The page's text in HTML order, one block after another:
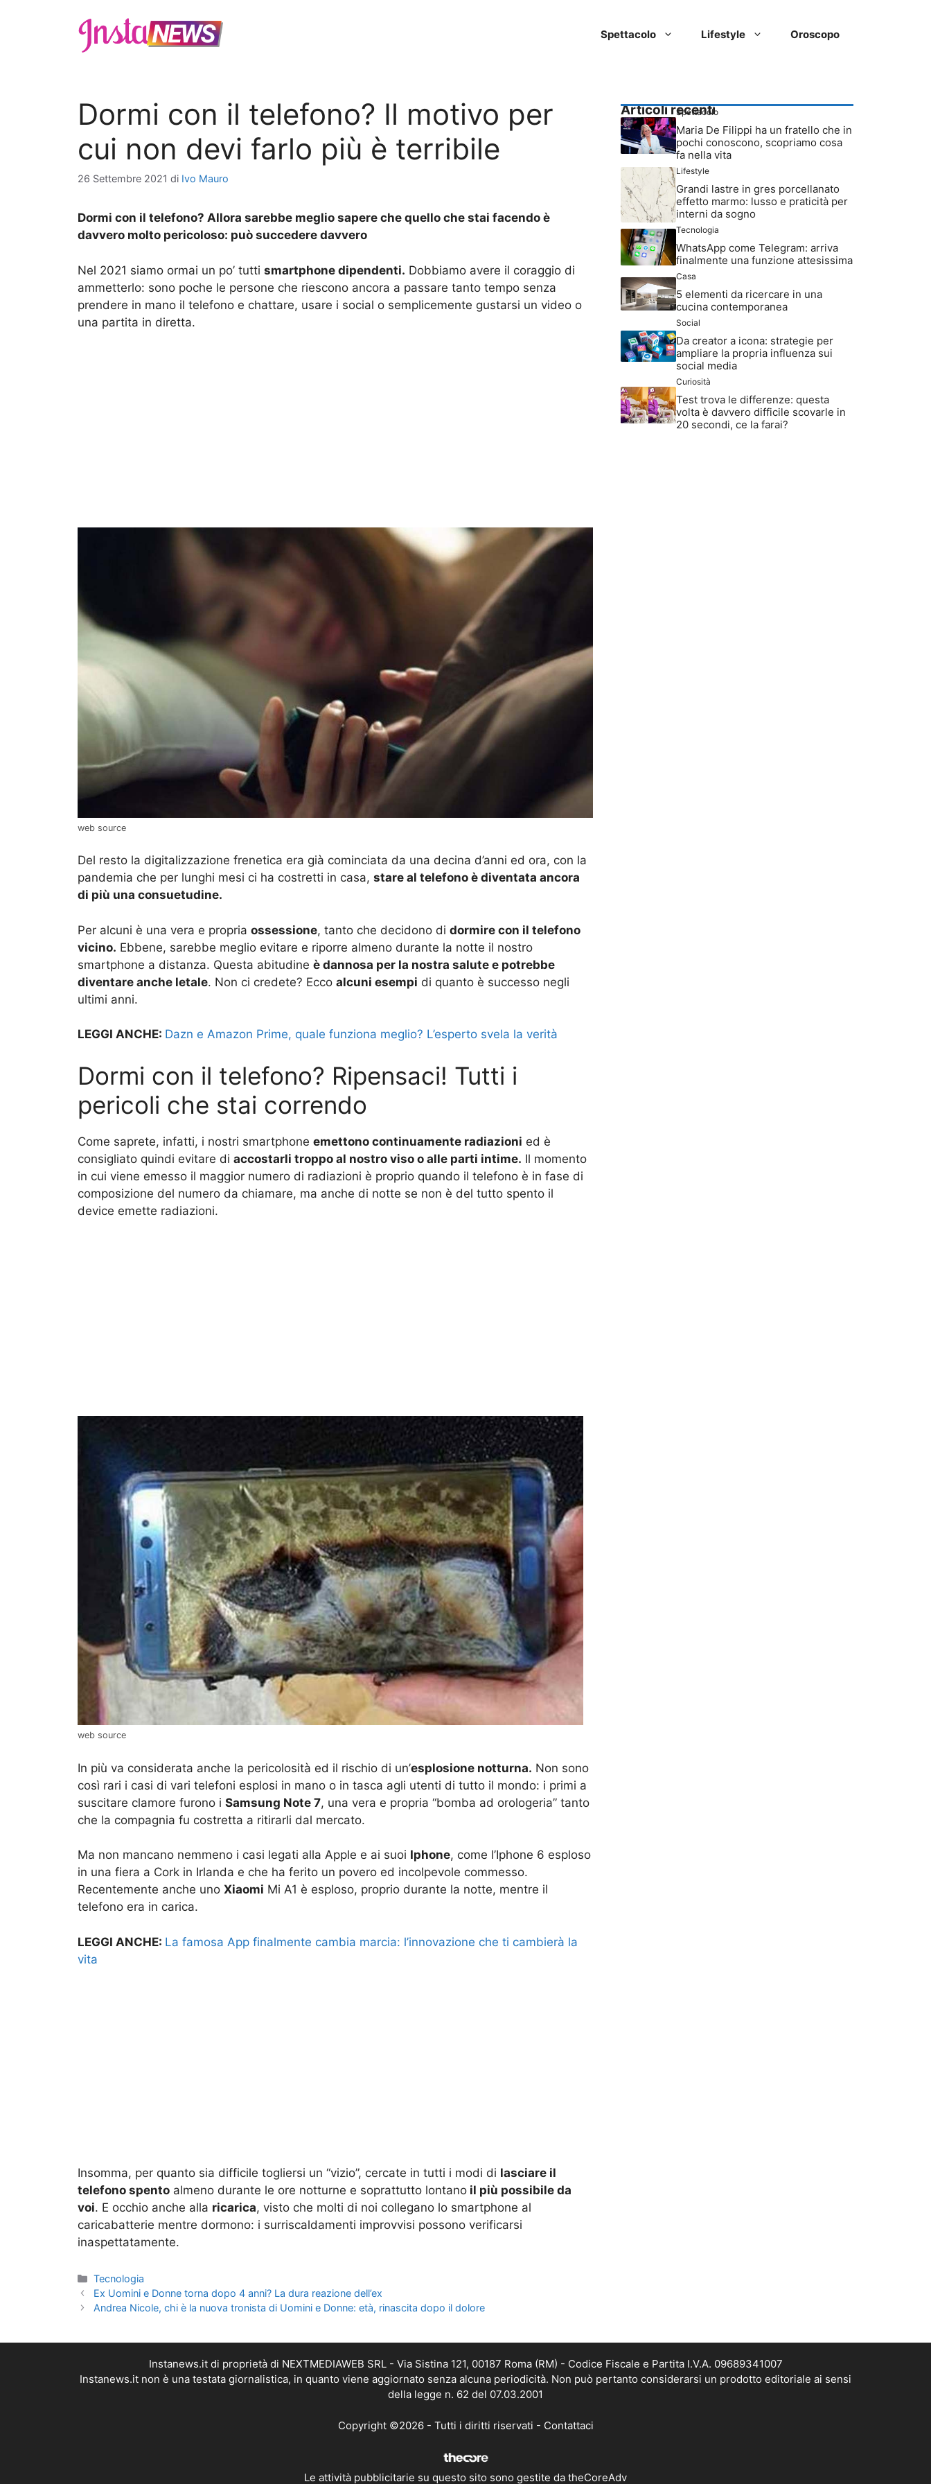
Spettacolo Lifestyle Oroscopo
Dormi con il telefono? Il motivo per
cui non devi farlo più è terribile
26 Settembre 2021 di Ivo Mauro
Dormi con il telefono? Allora sarebbe meglio sapere che quello che stai facendo è
davvero molto pericoloso: può succedere davvero
Nel 2021 siamo ormai un po’ tutti smartphone dipendenti. Dobbiamo avere il coraggio di
ammetterlo: sono poche le persone che riescono ancora a passare tanto tempo senza
prendere in mano il telefono e chattare, usare i social o semplicemente gustarsi un video o
una partita in diretta.
web source
Del resto la digitalizzazione frenetica era già cominciata da una decina d’anni ed ora, con la
pandemia che per lunghi mesi ci ha costretti in casa, stare al telefono è diventata ancora
di più una consuetudine.
Per alcuni è una vera e propria ossessione, tanto che decidono di dormire con il telefono
vicino. Ebbene, sarebbe meglio evitare e riporre almeno durante la notte il nostro
smartphone a distanza. Questa abitudine è dannosa per la nostra salute e potrebbe
diventare anche letale. Non ci credete? Ecco alcuni esempi di quanto è successo negli
ultimi anni.
LEGGI ANCHE: Dazn e Amazon Prime, quale funziona meglio? L’esperto svela la verità
Dormi con il telefono? Ripensaci! Tutti i
pericoli che stai correndo
Come saprete, infatti, i nostri smartphone emettono continuamente radiazioni ed è
consigliato quindi evitare di accostarli troppo al nostro viso o alle parti intime. Il momento
in cui viene emesso il maggior numero di radiazioni è proprio quando il telefono è in fase di
composizione del numero da chiamare, ma anche di notte se non è del tutto spento il
device emette radiazioni.
web source
In più va considerata anche la pericolosità ed il rischio di un’esplosione notturna. Non sono
così rari i casi di vari telefoni esplosi in mano o in tasca agli utenti di tutto il mondo: i primi a
suscitare clamore furono i Samsung Note 7, una vera e propria “bomba ad orologeria” tanto
che la compagnia fu costretta a ritirarli dal mercato.
Ma non mancano nemmeno i casi legati alla Apple e ai suoi Iphone, come l’Iphone 6 esploso
in una fiera a Cork in Irlanda e che ha ferito un povero ed incolpevole commesso.
Recentemente anche uno Xiaomi Mi A1 è esploso, proprio durante la notte, mentre il
telefono era in carica.
LEGGI ANCHE: La famosa App finalmente cambia marcia: l’innovazione che ti cambierà la
vita
Insomma, per quanto sia difficile togliersi un “vizio”, cercate in tutti i modi di lasciare il
telefono spento almeno durante le ore notturne e soprattutto lontano il più possibile da
voi. E occhio anche alla ricarica, visto che molti di noi collegano lo smartphone al
caricabatterie mentre dormono: i surriscaldamenti improvvisi possono verificarsi
inaspettatamente.
Categorie
Tecnologia
Ex Uomini e Donne torna dopo 4 anni? La dura reazione dell’ex
Andrea Nicole, chi è la nuova tronista di Uomini e Donne: età, rinascita dopo il dolore
Articoli recenti
Spettacolo
Maria De Filippi ha un fratello che in
pochi conoscono, scopriamo cosa
fa nella vita
Lifestyle
Grandi lastre in gres porcellanato
effetto marmo: lusso e praticità per
interni da sogno
Tecnologia
WhatsApp come Telegram: arriva
finalmente una funzione attesissima
Casa
5 elementi da ricercare in una
cucina contemporanea
Social
Da creator a icona: strategie per
ampliare la propria influenza sui
social media
Curiosità
Test trova le differenze: questa
volta è davvero difficile scovarle in
20 secondi, ce la farai?
Instanews.it di proprietà di NEXTMEDIAWEB SRL - Via Sistina 121, 00187 Roma (RM) - Codice Fiscale e Partita I.V.A. 09689341007
Instanews.it non è una testata giornalistica, in quanto viene aggiornato senza alcuna periodicità. Non può pertanto considerarsi un prodotto editoriale ai sensi
della legge n. 62 del 07.03.2001
Copyright ©2026 - Tutti i diritti riservati - Contattaci
Le attività pubblicitarie su questo sito sono gestite da theCoreAdv